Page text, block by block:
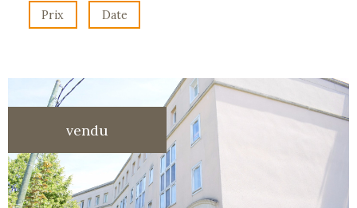
Prix Date
vendu
voir le